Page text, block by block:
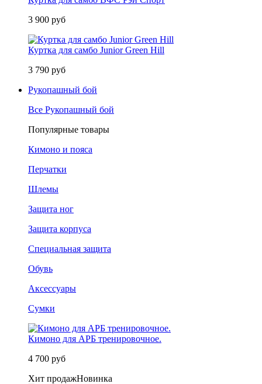
3 900 руб
Куртка для самбо Junior Green Hill
3 790 руб
Рукопашный бой
Все Рукопашный бой
Популярные товары
Кимоно и пояса
Перчатки
Шлемы
Защита ног
Защита корпуса
Специальная защита
Обувь
Аксессуары
Сумки
Кимоно для АРБ тренировочное.
4 700 руб
Хит продажНовинка